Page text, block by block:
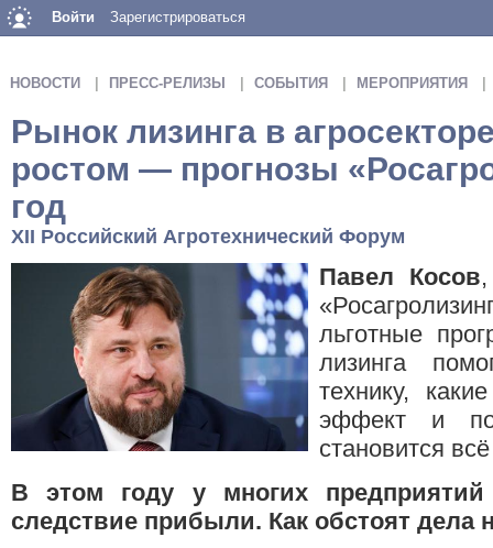
Войти Зарегистрироваться
НОВОСТИ ПРЕСС-РЕЛИЗЫ СОБЫТИЯ МЕРОПРИЯТИЯ
Рынок лизинга в
ростом — прогнозы
год
XII Российский Агротехнический Форум
Павел Косов
льготные
лизинга
технику,
эффект и
становится
В этом году у многих
следствие прибыли. Как обстоят дела